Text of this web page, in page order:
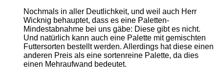
Nochmals in aller Deutlichkeit, und weil auch Herr
Wicknig behauptet, dass es eine Paletten-
Mindestabnahme bei uns gäbe: Diese gibt es nicht.
Und natürlich kann auch eine Palette mit gemischten
Futtersorten bestellt werden. Allerdings hat diese einen
anderen Preis als eine sortenreine Palette, da dies
einen Mehraufwand bedeutet.